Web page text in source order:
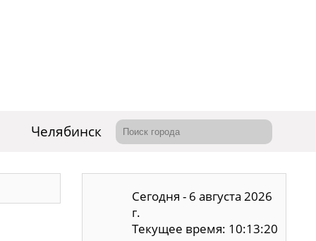
Челябинск
Сегодня - 6 августа 2026
г.
Текущее время: 10:13:21